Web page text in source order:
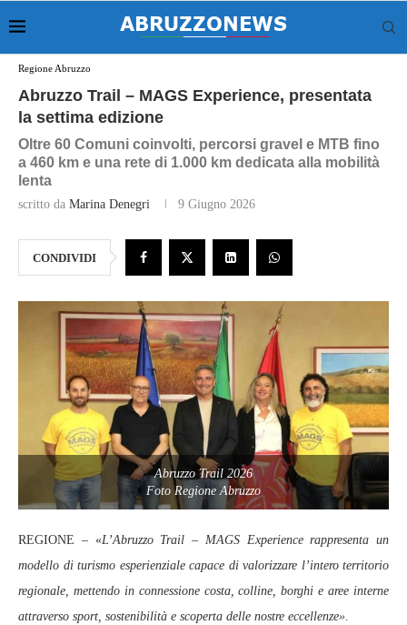
Regione Abruzzo
Abruzzo Trail – MAGS Experience, presentata
la settima edizione
Oltre 60 Comuni coinvolti, percorsi gravel e MTB fino
a 460 km e una rete di 1.000 km dedicata alla mobilità
lenta
scritto da Marina Denegri 9 Giugno 2026
CONDIVIDI
Abruzzo Trail 2026
Foto Regione Abruzzo
REGIONE – «L’Abruzzo Trail – MAGS Experience rappresenta un
modello di turismo esperienziale capace di valorizzare l’intero territorio
regionale, mettendo in connessione costa, colline, borghi e aree interne
attraverso sport, sostenibilità e scoperta delle nostre eccellenze».